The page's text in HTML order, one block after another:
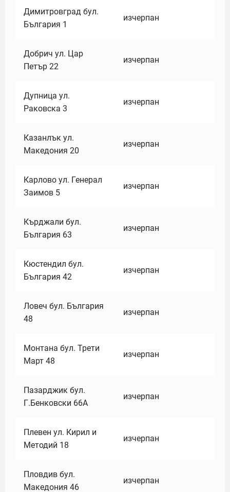
Димитровград бул.
България 1
изчерпан
Добрич ул. Цар
Петър 22
изчерпан
Дупница ул.
Раковска 3
изчерпан
Казанлък ул.
Македония 20
изчерпан
Карлово ул. Генерал
Заимов 5
изчерпан
Кърджали бул.
България 63
изчерпан
Кюстендил бул.
България 42
изчерпан
Ловеч бул. България
48
изчерпан
Монтана бул. Трети
Март 48
изчерпан
Пазарджик бул.
Г.Бенковски 66А
изчерпан
Плевен ул. Кирил и
Методий 18
изчерпан
Пловдив бул.
Македония 46
изчерпан